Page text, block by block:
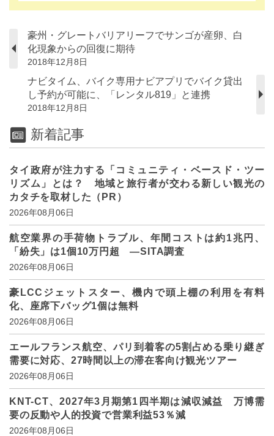
豪州・グレートバリアリーフでサンゴが産卵、白
化現象からの回復に期待
2018年12月8日
ナビタイム、バイク専用ナビアプリでバイク貸出
し予約が可能に、「レンタル819」と連携
2018年12月8日
新着記事
タイ政府が注力する「コミュニティ・ベースド・ツー
リズム」とは？ 地域と旅行者が交わる新しい観光の
カタチを取材した（PR）
2026年08月06日
航空業界の手荷物トラブル、年間コストは約1兆円、
「紛失」は1個10万円超 ―SITA調査
2026年08月06日
豪LCCジェットスター、機内で頭上棚の利用を有料
化、座席下バッグ1個は無料
2026年08月06日
エールフランス航空、パリ到着客の5割占める乗り継ぎ
需要に対応、27時間以上の滞在客向け観光ツアー
2026年08月06日
KNT-CT、2027年3月期第1四半期は減収減益 万博需
要の反動や人的投資で営業利益53％減
2026年08月06日